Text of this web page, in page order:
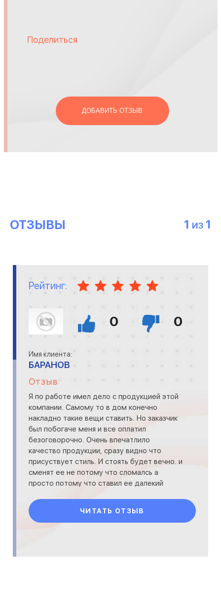
Поделиться
ДОБАВИТЬ ОТЗЫВ
ОТЗЫВЫ 1 ИЗ 1
Рейтинг:
0 0
Имя клиента:
БАРАНОВ
Отзыв
Я по работе имел дело с продукцией этой
компании. Самому то в дом конечно
накладно такие вещи ставить. Но заказчик
был побогаче меня и все оплатил
безоговорочно. Очень впечатлило
качество продукции, сразу видно что
присуствует стиль. И стоять будет вечно. и
сменят ее не потому что сломалсь а
просто потому что ставил ее далекий
уж
ЧИТАТЬ ОТЗЫВ